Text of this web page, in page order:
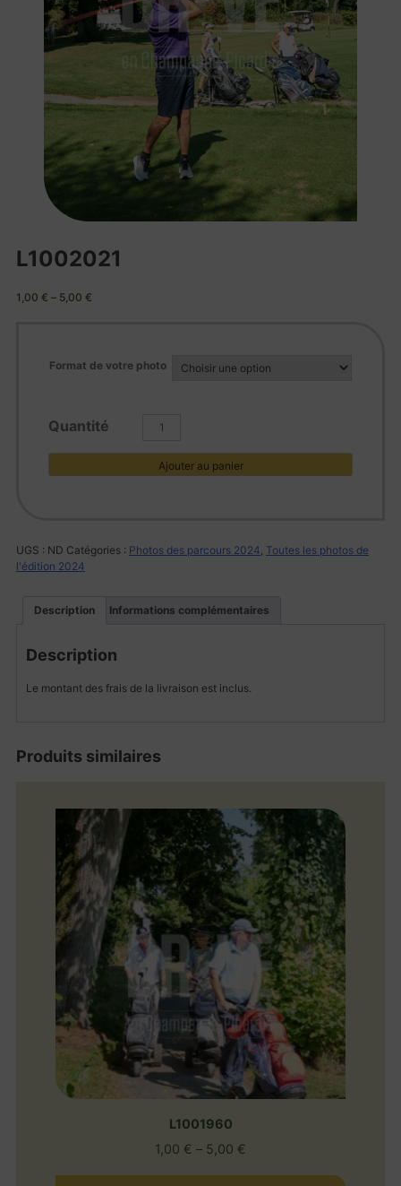
L1002021
1,00 € – 5,00 €
Format de votre photo
quantité
L1002021
Ajouter au panier
UGS : ND Catégories : Photos des parcours 2024 Toutes les photos de
l'édition 2024
Description Informations complémentaires
Description
Le montant des frais de la livraison est inclus.
Produits similaires
L1001960
1,00 € – 5,00 €